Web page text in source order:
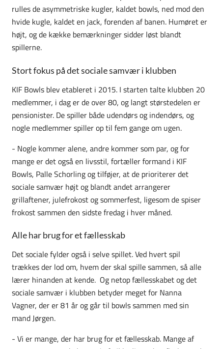
rulles de asymmetriske kugler, kaldet bowls, ned mod den
hvide kugle, kaldet en jack, forenden af banen. Humøret er
højt, og de kække bemærkninger sidder løst blandt
spillerne.
Stort fokus på det sociale samvær i klubben
KIF Bowls blev etableret i 2015. I starten talte klubben 20
medlemmer, i dag er de over 80, og langt størstedelen er
pensionister. De spiller både udendørs og indendørs, og
nogle medlemmer spiller op til fem gange om ugen.
- Nogle kommer alene, andre kommer som par, og for
mange er det også en livsstil, fortæller formand i KIF
Bowls, Palle Schorling og tilføjer, at de prioriterer det
sociale samvær højt og blandt andet arrangerer
grillaftener, julefrokost og sommerfest, ligesom de spiser
frokost sammen den sidste fredag i hver måned.
Alle har brug for et fællesskab
Det sociale fylder også i selve spillet. Ved hvert spil
trækkes der lod om, hvem der skal spille sammen, så alle
lærer hinanden at kende. Og netop fællesskabet og det
sociale samvær i klubben betyder meget for Nanna
Vagner, der er 81 år og går til bowls sammen med sin
mand Jørgen.
- Vi er mange, der har brug for et fællesskab. Mange af